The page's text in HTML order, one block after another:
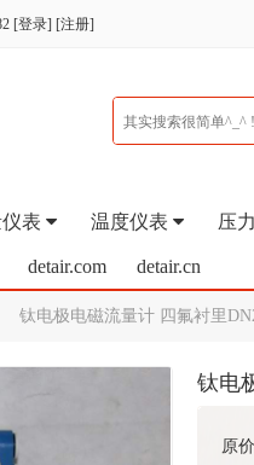
[登录] [注册]
表 温度仪表 压
detair.com detair.cn
钛电极电磁流量计 四氟衬里
钛电
原价